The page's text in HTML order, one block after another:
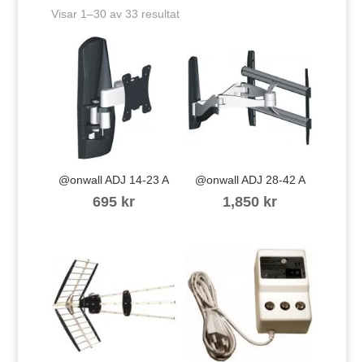
Visar 1–30 av 33 resultat
@onwall ADJ 14-23 A
695 kr
@onwall ADJ 28-42 A
1,850 kr